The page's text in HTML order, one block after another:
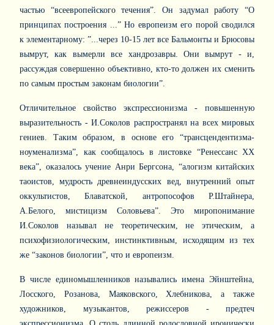
частью “всеевропейского течения”. Он задумал работу “О
принципах построения ...” Но европеизм его порой сводился
к элементарному: ”...через 10-15 лет все Бальмонты и Брюсовы
вымрут, как вымерли все хандрозавры. Они вымрут - и,
рассуждая совершенно объективно, кто-то должен их сменить
по самым простым законам биологии”.
Отличительное свойство экспрессионизма - повышенную
выразительность - И.Соколов распространял на всех мировых
гениев. Таким образом, в основе его “трансцендентизма-
ноуменализма”, как сообщалось в листовке “Ренессанс ХХ
века”, оказалось учение Анри Бергсона, “алогизм китайских
таоистов, мудрость древнеиндусских вед, внутренний опыт
оккультистов, Блаватской, антропософов Р.Штайнера,
А.Белого, мистицизм Соловьева”. Это миропонимание
И.Соколов называл не теоретическим, не этическим, а
психофизиологическим, инстинктивным, исходящим из тех
же “законов биологии”, что и европеизм.
В числе единомышленников назывались имена Эйнштейна,
Лосского, Розанова, Маяковского, Хлебникова, а также
художников, музыкантов, режиссеров - предтеч